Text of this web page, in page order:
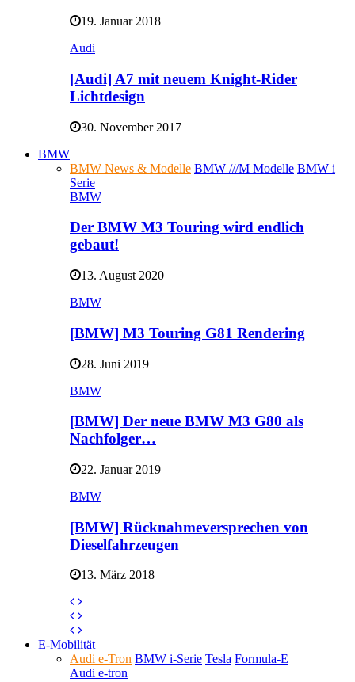
19. Januar 2018
Audi
[Audi] A7 mit neuem Knight-Rider
Lichtdesign
30. November 2017
BMW
BMW News & Modelle BMW ///M Modelle BMW i
Serie
BMW
Der BMW M3 Touring wird endlich
gebaut!
13. August 2020
BMW
[BMW] M3 Touring G81 Rendering
28. Juni 2019
BMW
[BMW] Der neue BMW M3 G80 als
Nachfolger…
22. Januar 2019
BMW
[BMW] Rücknahmeversprechen von
Dieselfahrzeugen
13. März 2018
E-Mobilität
Audi e-Tron BMW i-Serie Tesla Formula-E
Audi e-tron